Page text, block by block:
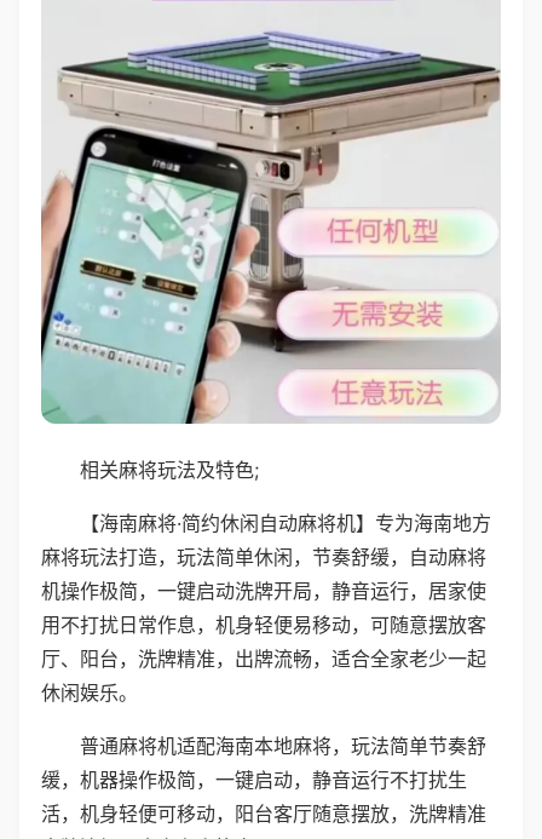
相关麻将玩法及特色;
【海南麻将·简约休闲自动麻将机】专为海南地方
麻将玩法打造，玩法简单休闲，节奏舒缓，自动麻将
机操作极简，一键启动洗牌开局，静音运行，居家使
用不打扰日常作息，机身轻便易移动，可随意摆放客
厅、阳台，洗牌精准，出牌流畅，适合全家老少一起
休闲娱乐。
普通麻将机适配海南本地麻将，玩法简单节奏舒
缓，机器操作极简，一键启动，静音运行不打扰生
活，机身轻便可移动，阳台客厅随意摆放，洗牌精准